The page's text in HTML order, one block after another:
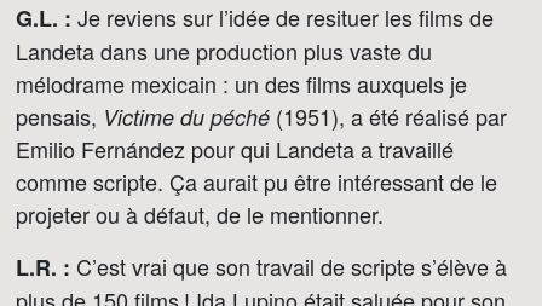
G.L. : Je reviens sur l’idée de resituer les films de
Landeta dans une production plus vaste du
mélodrame mexicain : un des films auxquels je
pensais, Victime du péché (1951), a été réalisé par
Emilio Fernández pour qui Landeta a travaillé
comme scripte. Ça aurait pu être intéressant de le
projeter ou à défaut, de le mentionner.
L.R. : C’est vrai que son travail de scripte s’élève à